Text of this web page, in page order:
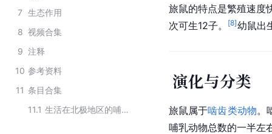
7 生态作用
8 视频合集
9 注释
10 参考资料
11 条目合集
11.1
生活在北极地区的哺乳动物
旅鼠的特点是繁殖速度
次可生12子。
[8]幼鼠出
演化与分类
旅鼠属于啮齿类动物。
哺乳动物总数的一半左